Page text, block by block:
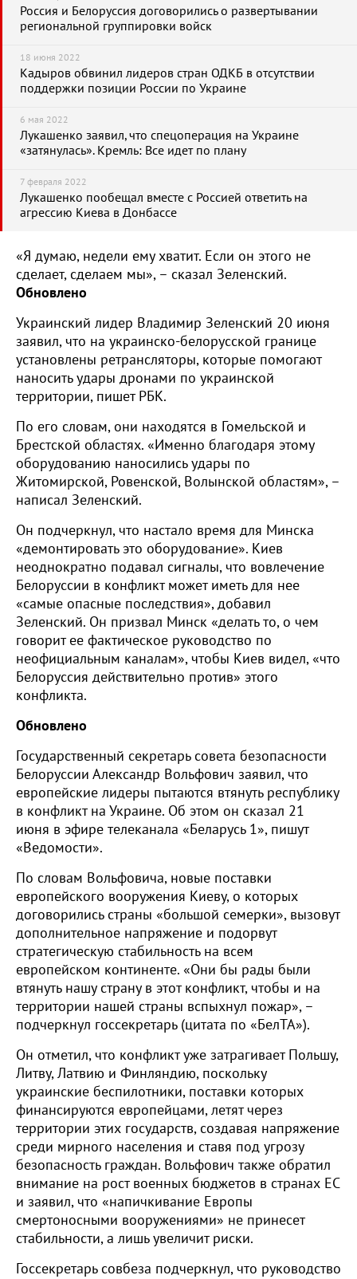
Россия и Белоруссия договорились о развертывании
региональной группировки войск
18 июня 2022
Кадыров обвинил лидеров стран ОДКБ в отсутствии
поддержки позиции России по Украине
6 мая 2022
Лукашенко заявил, что спецоперация на Украине
«затянулась». Кремль: Все идет по плану
7 февраля 2022
Лукашенко пообещал вместе с Россией ответить на
агрессию Киева в Донбассе
«Я думаю, недели ему хватит. Если он этого не
сделает, сделаем мы», – сказал Зеленский.
Обновлено
Украинский лидер Владимир Зеленский 20 июня
заявил, что на украинско-белорусской границе
установлены ретрансляторы, которые помогают
наносить удары дронами по украинской
территории, пишет РБК.
По его словам, они находятся в Гомельской и
Брестской областях. «Именно благодаря этому
оборудованию наносились удары по
Житомирской, Ровенской, Волынской областям», –
написал Зеленский.
Он подчеркнул, что настало время для Минска
«демонтировать это оборудование». Киев
неоднократно подавал сигналы, что вовлечение
Белоруссии в конфликт может иметь для нее
«самые опасные последствия», добавил
Зеленский. Он призвал Минск «делать то, о чем
говорит ее фактическое руководство по
неофициальным каналам», чтобы Киев видел, «что
Белоруссия действительно против» этого
конфликта.
Обновлено
Государственный секретарь совета безопасности
Белоруссии Александр Вольфович заявил, что
европейские лидеры пытаются втянуть республику
в конфликт на Украине. Об этом он сказал 21
июня в эфире телеканала «Беларусь 1», пишут
«Ведомости».
По словам Вольфовича, новые поставки
европейского вооружения Киеву, о которых
договорились страны «большой семерки», вызовут
дополнительное напряжение и подорвут
стратегическую стабильность на всем
европейском континенте. «Они бы рады были
втянуть нашу страну в этот конфликт, чтобы и на
территории нашей страны вспыхнул пожар», –
подчеркнул госсекретарь (цитата по «БелТА»).
Он отметил, что конфликт уже затрагивает Польшу,
Литву, Латвию и Финляндию, поскольку
украинские беспилотники, поставки которых
финансируются европейцами, летят через
территории этих государств, создавая напряжение
среди мирного населения и ставя под угрозу
безопасность граждан. Вольфович также обратил
внимание на рост военных бюджетов в странах ЕС
и заявил, что «напичкивание Европы
смертоносными вооружениями» не принесет
стабильности, а лишь увеличит риски.
Госсекретарь совбеза подчеркнул, что руководство